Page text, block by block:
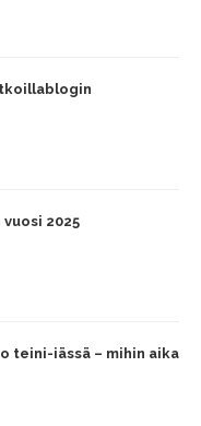
2025
teini-iässä – mihin aika